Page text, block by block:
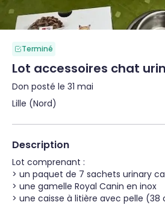
Terminé
Lot accessoires chat
Don posté le 31 mai
Lille (Nord)
Description
Lot comprenant :
> un paquet de 7 sachets urinary
> une gamelle Royal Canin en inox
> une caisse à litière avec pelle